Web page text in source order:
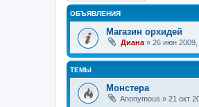
ОБЪЯВЛЕНИЯ
Магазин орхидей
Диана » 26 июн 2009,
ТЕМЫ
Монстера
Anonymous » 21 окт